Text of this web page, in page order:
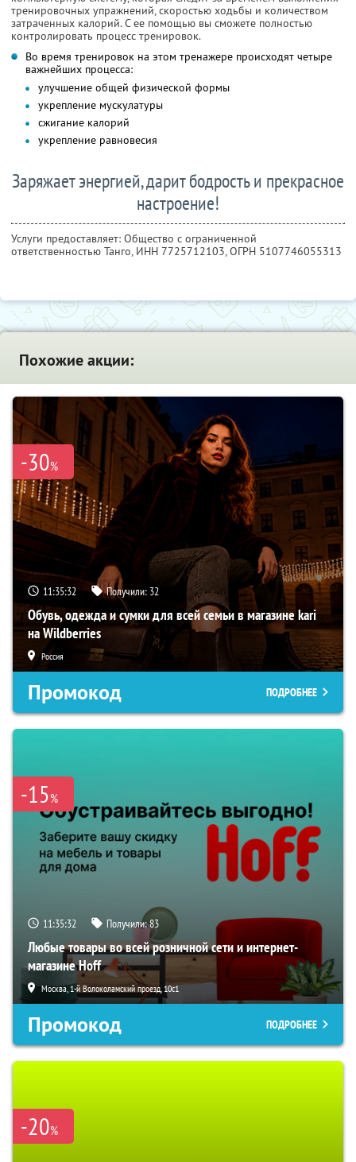
тренировочных упражнений, скоростью ходьбы и количеством
затраченных калорий. С ее помощью вы сможете полностью
контролировать процесс тренировок.
Во время тренировок на этом тренажере происходят четыре
важнейших процесса:
улучшение общей физической формы
укрепление мускулатуры
сжигание калорий
укрепление равновесия
Заряжает энергией, дарит бодрость и прекрасное
настроение!
Услуги предоставляет: Общество с ограниченной
ответственностью Танго, ИНН 7725712103, ОГРН 5107746055313
Похожие акции:
-30%
11:35:31 Получили: 32
Обувь, одежда и сумки для всей семьи в магазине kari
на Wildberries
Россия
Промокод ПОДРОБНЕЕ
-15%
11:35:31 Получили:83
Любые товары во всей розничной сети и интернет-
магазине Hoff
Москва, 1-й Волоколамский проезд, 10с1
Промокод ПОДРОБНЕЕ
-20%